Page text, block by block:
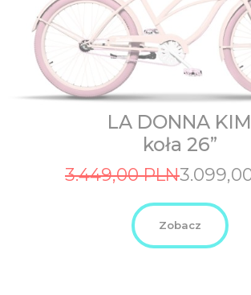
LA DONNA KIM
koła 26”
3.449,00PLNOriginal
price
3.449,00
PLN.
Zobacz